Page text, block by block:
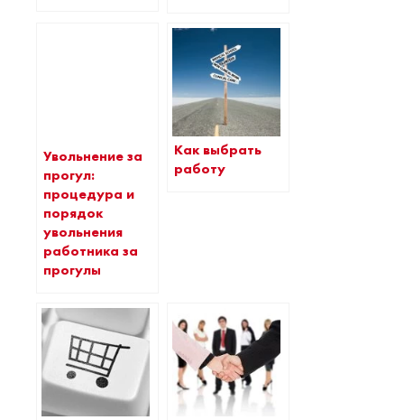
Увольнение за
прогул:
процедура и
порядок
увольнения
работника за
прогулы
Как выбрать
работу